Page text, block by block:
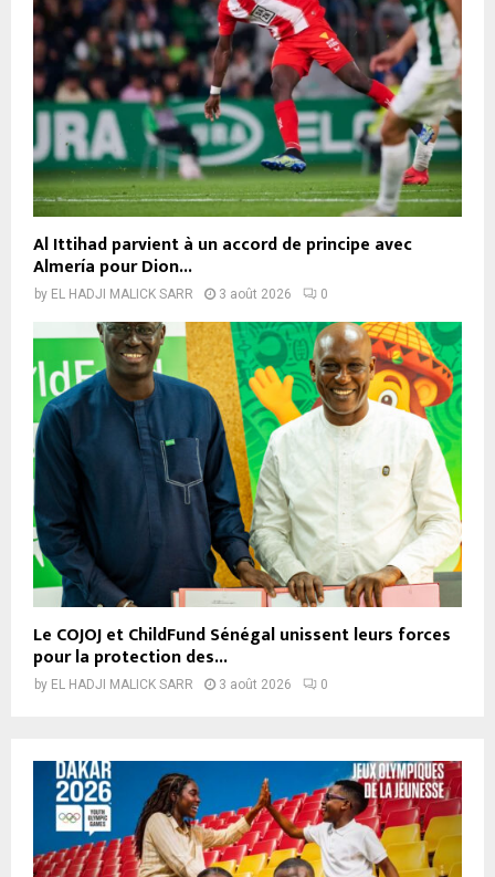
Al Ittihad parvient à un accord de principe avec
Almería pour Dion...
by EL HADJI MALICK SARR 3 août 2026 0
Le COJOJ et ChildFund Sénégal unissent leurs forces
pour la protection des...
by EL HADJI MALICK SARR 3 août 2026 0